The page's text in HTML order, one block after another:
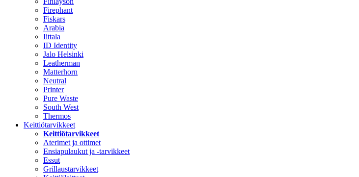
Firephant
Fiskars
Arabia
Iittala
ID Identity
Jalo Helsinki
Leatherman
Matterhorn
Neutral
Printer
Pure Waste
South West
Thermos
Keittiötarvikkeet
Keittiötarvikkeet
Aterimet ja ottimet
Ensiapulaukut ja -tarvikkeet
Essut
Grillaustarvikkeet